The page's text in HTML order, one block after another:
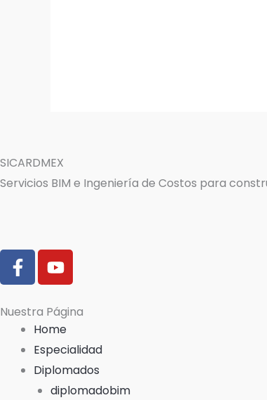
SICARDMEX
Servicios BIM e Ingeniería de Costos para
F
a
c
e
b
o
o
k
Y
o
u
t
u
b
e
Nuestra Página
Home
Especialidad
Diplomados
diplomadobim